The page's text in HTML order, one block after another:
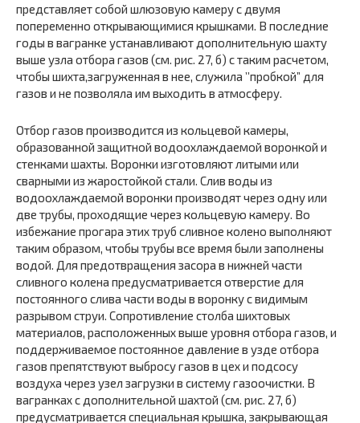
представляет собой шлюзовую камеру с двумя
попеременно открывающимися крышками. В последние
годы в вагранке устанавливают дополнительную шахту
выше узла отбора газов (см. рис. 27, б) с таким расчетом,
чтобы шихта,загруженная в нее, служила ’’пробкой” для
газов и не позволяла им выходить в атмосферу.
Отбор газов производится из кольцевой камеры,
образованной защитной водоохлаждаемой воронкой и
стенками шахты. Воронки изготовляют литыми или
сварными из жаростойкой стали. Слив воды из
водоохлаждаемой воронки производят через одну или
две трубы, проходящие через кольцевую камеру. Во
избежание прогара этих труб сливное колено выполняют
таким образом, чтобы трубы все время были заполнены
водой. Для предотвращения засора в нижней части
сливного колена предусматривается отверстие для
постоянного слива части воды в воронку с видимым
разрывом струи. Сопротивление столба шихтовых
материалов, расположенных выше уровня отбора газов, и
поддерживаемое постоянное давление в узде отбора
газов препятствуют выбросу газов в цех и подсосу
воздуха через узел загрузки в систему газоочистки. В
вагранках с дополнительной шахтой (см. рис. 27, б)
предусматривается специальная крышка, закрывающая